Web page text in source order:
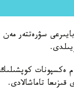
سۋرەتتەر
قىزىعا تاماشالادى.